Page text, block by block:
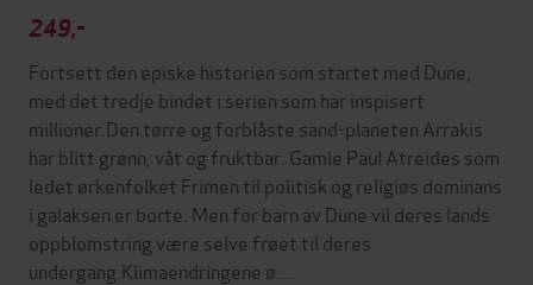
249,-
Fortsett den episke historien som startet med Dune,
med det tredje bindet i serien som har inspisert
millioner.Den tørre og forblåste sand-planeten Arrakis
har blitt grønn, våt og fruktbar. Gamle Paul Atreides som
ledet ørkenfolket Frimen til politisk og religiøs dominans
i galaksen er borte. Men for barn av Dune vil deres lands
oppblomstring være selve frøet til deres
undergang.Klimaendringene ø…